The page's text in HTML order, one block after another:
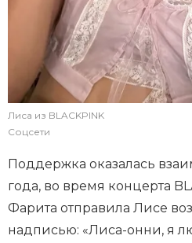
Лиса из BLACKPINK
Соцсети
Поддержка оказалась
года, во время концерта
Фарита отправила Лисе
надписью: «Лиса-онни, я